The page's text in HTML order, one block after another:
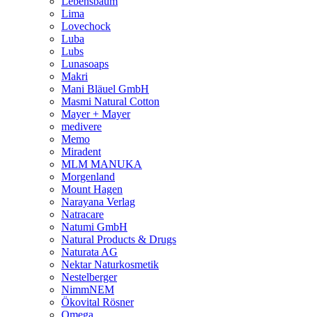
Lima
Lovechock
Luba
Lubs
Lunasoaps
Makri
Mani Bläuel GmbH
Masmi Natural Cotton
Mayer + Mayer
medivere
Memo
Miradent
MLM MANUKA
Morgenland
Mount Hagen
Narayana Verlag
Natracare
Natumi GmbH
Natural Products & Drugs
Naturata AG
Nektar Naturkosmetik
Nestelberger
NimmNEM
Ökovital Rösner
Omega